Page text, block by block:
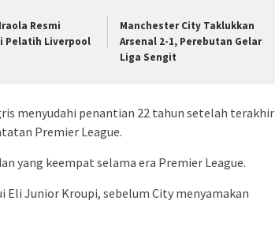
Resmi
Pelatih Liverpool
Manchester City Taklukkan
Arsenal 2-1, Perebutan Gelar
Liga Sengit
menyudahi penantian 22 tahun setelah terakhir
Premier League.
yang keempat selama era Premier League.
Junior Kroupi, sebelum City menyamakan